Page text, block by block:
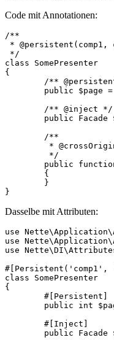
Code mit Annotationen:
/**
* @persistent(comp1,
*/
class SomePresenter
{
Dasselbe mit Attributen:
use
use
use
#[Persistent('comp1',
class SomePresenter
{